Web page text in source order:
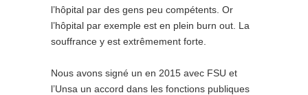
l’hôpital par des gens peu compétents. Or
l’hôpital par exemple est en plein burn out. La
souffrance y est extrêmement forte.
Nous avons signé un en 2015 avec FSU et
l’Unsa un accord dans les fonctions publiques